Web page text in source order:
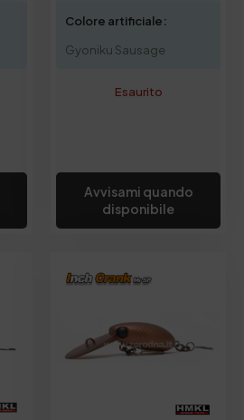
Colore artificiale:
Gyoniku Sausage
Esaurito
Avvisami quando
disponibile